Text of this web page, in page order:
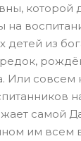
которой
на
из
Или совсем
самой
им всем